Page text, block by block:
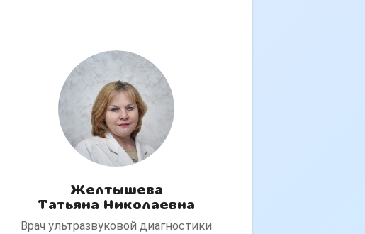
Желтышева
Татьяна Николаевна
Врач ультразвуковой диагностики